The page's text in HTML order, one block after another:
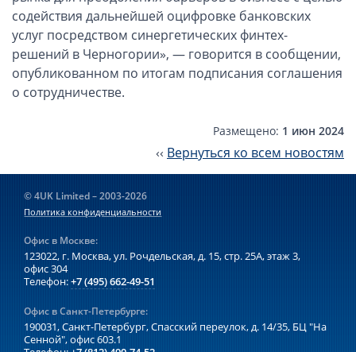
Компании на Кипре
Канадские компании LTD
Канадские партнерства LP
Компании в США (Флорида)
Оффшоры на Маршалловых Островах
Оффшоры в Панаме
Финансовая отчетность
Ликвидация зарубежных компаний
Открытие счёта
содействия дальнейшей оцифровке банковских
услуг посредством синергетических финтех-
решений в Черногории», — говорится в сообщении,
опубликованном по итогам подписания соглашения
о сотрудничестве.
Размещено: 1 июн 2024
‹‹ Вернуться ко всем новостям
© 4UK Limited – 2003-2026
Политика конфиденциальности
Офис в Москве:
123022, г. Москва, ул. Рочдельская, д. 15, стр. 25А,этаж 3,
офис 304
Телефон:+7 (495) 662-49-51
Офис в Санкт-Петербурге:
190031, Санкт-Петербург, Спасский переулок, д. 14/35, БЦ "На
Сенной", офис 603.1